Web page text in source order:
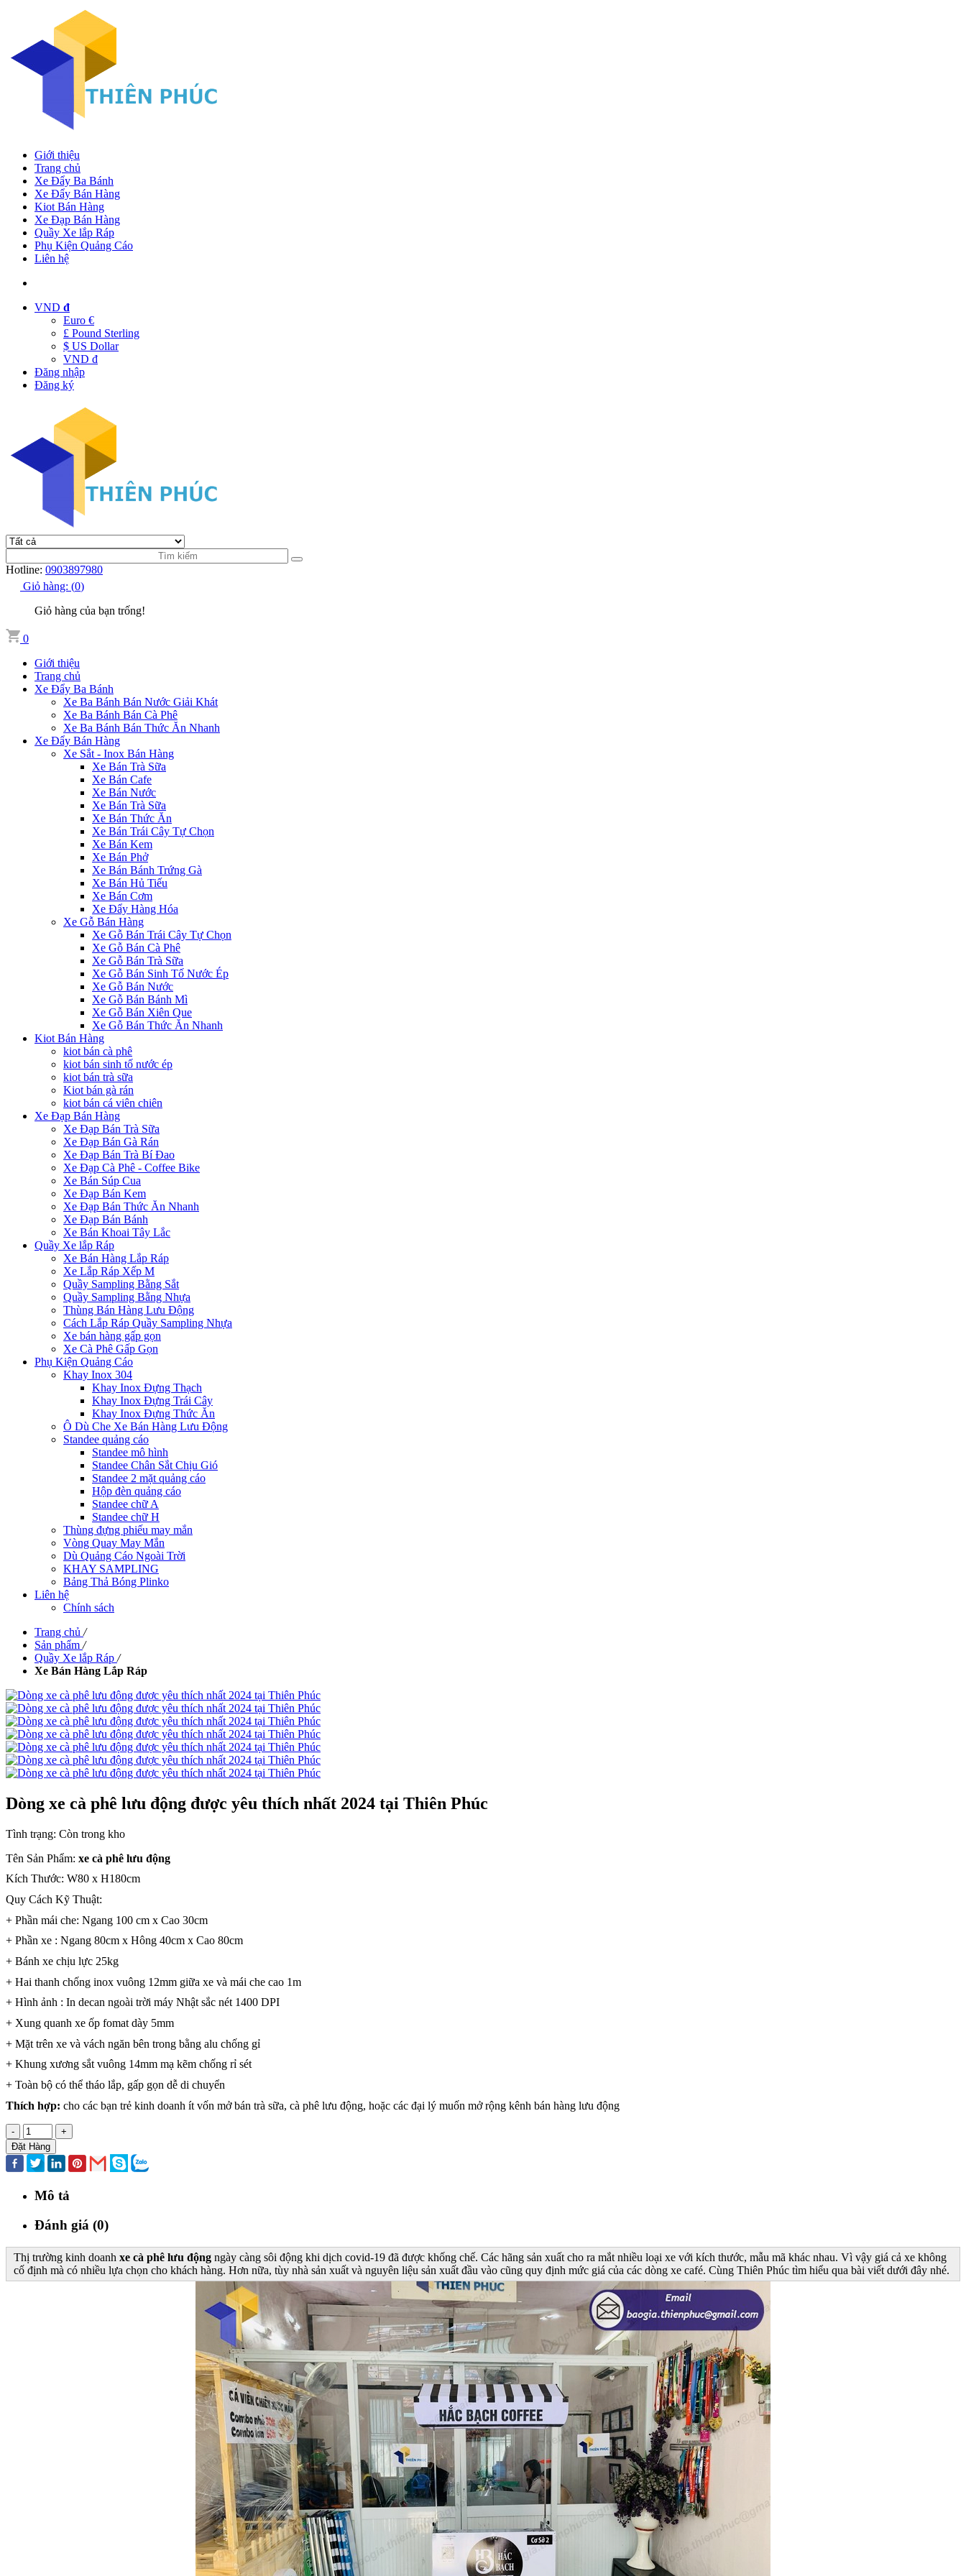
Giới thiệu
Trang chủ
Xe Đẩy Ba Bánh
Xe Đẩy Bán Hàng
Kiot Bán Hàng
Xe Đạp Bán Hàng
Quầy Xe lắp Ráp
Phụ Kiện Quảng Cáo
Liên hệ
VND đ
Euro €
£ Pound Sterling
$ US Dollar
VND đ
Đăng nhập
Đăng ký
Hotline: 0903897980
Giỏ hàng: (0)
Giỏ hàng của bạn trống!
0
Giới thiệu
Trang chủ
Xe Đẩy Ba Bánh
Xe Ba Bánh Bán Nước Giải Khát
Xe Ba Bánh Bán Cà Phê
Xe Ba Bánh Bán Thức Ăn Nhanh
Xe Đẩy Bán Hàng
Xe Sắt - Inox Bán Hàng
Xe Bán Trà Sữa
Xe Bán Cafe
Xe Bán Nước
Xe Bán Trà Sữa
Xe Bán Thức Ăn
Xe Bán Trái Cây Tự Chọn
Xe Bán Kem
Xe Bán Phở
Xe Bán Bánh Trứng Gà
Xe Bán Hủ Tiếu
Xe Bán Cơm
Xe Đẩy Hàng Hóa
Xe Gỗ Bán Hàng
Xe Gỗ Bán Trái Cây Tự Chọn
Xe Gỗ Bán Cà Phê
Xe Gỗ Bán Trà Sữa
Xe Gỗ Bán Sinh Tố Nước Ép
Xe Gỗ Bán Nước
Xe Gỗ Bán Bánh Mì
Xe Gỗ Bán Xiên Que
Xe Gỗ Bán Thức Ăn Nhanh
Kiot Bán Hàng
kiot bán cà phê
kiot bán sinh tố nước ép
kiot bán trà sữa
Kiot bán gà rán
kiot bán cá viên chiên
Xe Đạp Bán Hàng
Xe Đạp Bán Trà Sữa
Xe Đạp Bán Gà Rán
Xe Đạp Bán Trà Bí Đao
Xe Đạp Cà Phê - Coffee Bike
Xe Bán Súp Cua
Xe Đạp Bán Kem
Xe Đạp Bán Thức Ăn Nhanh
Xe Đạp Bán Bánh
Xe Bán Khoai Tây Lắc
Quầy Xe lắp Ráp
Xe Bán Hàng Lắp Ráp
Xe Lắp Ráp Xếp M
Quầy Sampling Bằng Sắt
Quầy Sampling Bằng Nhựa
Thùng Bán Hàng Lưu Động
Cách Lắp Ráp Quầy Sampling Nhựa
Xe bán hàng gấp gọn
Xe Cà Phê Gấp Gọn
Phụ Kiện Quảng Cáo
Khay Inox 304
Khay Inox Đựng Thạch
Khay Inox Đựng Trái Cây
Khay Inox Đựng Thức Ăn
Ô Dù Che Xe Bán Hàng Lưu Động
Standee quảng cáo
Standee mô hình
Standee Chân Sắt Chịu Gió
Standee 2 mặt quảng cáo
Hộp đèn quảng cáo
Standee chữ A
Standee chữ H
Thùng đựng phiếu may mắn
Vòng Quay May Mắn
Dù Quảng Cáo Ngoài Trời
KHAY SAMPLING
Bảng Thả Bóng Plinko
Liên hệ
Chính sách
Trang chủ /
Sản phẩm /
Quầy Xe lắp Ráp /
Xe Bán Hàng Lắp Ráp
Dòng xe cà phê lưu động được yêu thích nhất 2024 tại Thiên Phúc
Tình trạng: Còn trong kho
Tên Sản Phẩm: xe cà phê lưu động
Kích Thước: W80 x H180cm
Quy Cách Kỹ Thuật:
+ Phần mái che: Ngang 100 cm x Cao 30cm
+ Phần xe : Ngang 80cm x Hông 40cm x Cao 80cm
+ Bánh xe chịu lực 25kg
+ Hai thanh chống inox vuông 12mm giữa xe và mái che cao 1m
+ Hình ảnh : In decan ngoài trời máy Nhật sắc nét 1400 DPI
+ Xung quanh xe ốp fomat dày 5mm
+ Mặt trên xe và vách ngăn bên trong bằng alu chống gỉ
+ Khung xương sắt vuông 14mm mạ kẽm chống rỉ sét
+ Toàn bộ có thể tháo lắp, gấp gọn dễ di chuyển
Thích hợp: cho các bạn trẻ kinh doanh ít vốn mở bán trà sữa, cà phê lưu động, hoặc các đại lý muốn mở rộng kênh bán hàng lưu động
-
+
Đặt Hàng
Mô tả
Đánh giá (0)
Thị trường kinh doanh xe cà phê lưu động ngày càng sôi động khi dịch covid-19 đã được khống chế. Các hãng sản xuất cho ra mắt nhiều loại xe với kích thước, mẫu mã khác nhau. Vì vậy giá cả xe không
cố định mà có nhiều lựa chọn cho khách hàng. Hơn nữa, tùy nhà sản xuất và nguyên liệu sản xuất đầu vào cũng quy định mức giá của các dòng xe café. Cùng Thiên Phúc tìm hiểu qua bài viết dưới đây nhé.